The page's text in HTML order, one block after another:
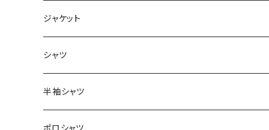
ジャケット
～44/S
46/M
48/L
シャツ
～44/S
46/M
半袖シャツ
～44/S